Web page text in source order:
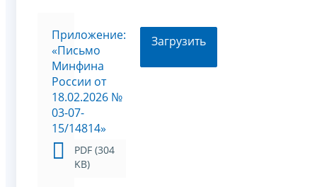
Приложение:
«Письмо
Минфина
России от
18.02.2026 №
03-07-
15/14814»
PDF (304
KB)
Загрузить